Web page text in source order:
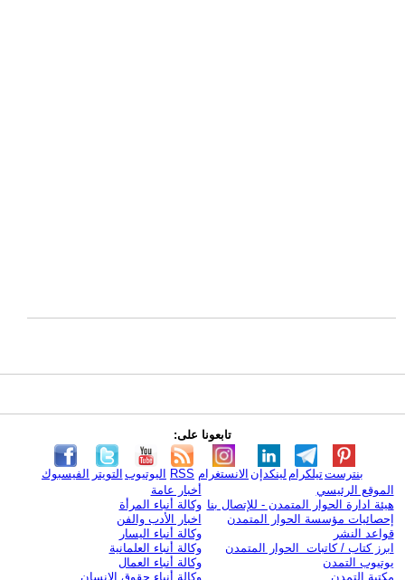
تابعونا على:
الفيسبوك التويتر اليوتيوب RSS الانستغرام لينكدإن تيلكرامبنترست
الموقع الرئيسي
هيئة ادارة الحوار المتمدن - للإتصال بنا
إحصائيات مؤسسة الحوار المتمدن
قواعد النشر
ابرز كتاب / كاتبات الحوار المتمدن
يوتيوب التمدن
مكتبة التمدن
أخبار عامة
وكالة أنباء المرأة
اخبار الأدب والفن
وكالة أنباء اليسار
وكالة أنباء العلمانية
وكالة أنباء العمال
وكالة أنباء حقوق الإنسان